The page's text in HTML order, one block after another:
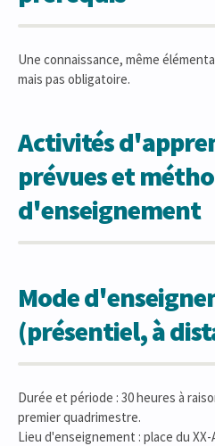
Une connaissance, même
mais pas obligatoire.
Activités
prévues et
d'enseignement
Mode
(présentiel, à
Durée et période : 30 heures à
premier quadrimestre.
Lieu d'enseignement : place du